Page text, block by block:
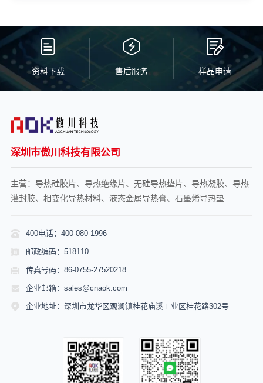
资料下载 售后服务 样品申请
深圳市傲川科技有限公司
主营：导热硅胶片、导热绝缘片、无硅导热垫片、导热凝胶、导热
灌封胶、相变化导热材料、液态金属导热膏、石墨烯导热垫
400电话：400-080-1996
邮政编码：518110
传真号码：86-0755-27520218
企业邮箱：sales@cnaok.com
企业地址：深圳市龙华区观澜镇桂花庙溪工业区桂花路302号